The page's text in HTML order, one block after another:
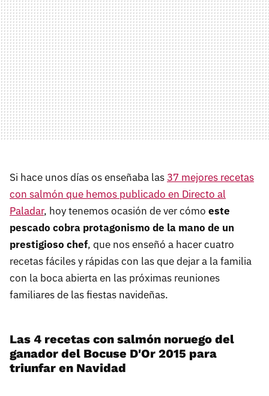
Si hace unos días os enseñaba las 37 mejores recetas
con salmón que hemos publicado en Directo al
Paladar, hoy tenemos ocasión de ver cómo este
pescado cobra protagonismo de la mano de un
prestigioso chef, que nos enseñó a hacer cuatro
recetas fáciles y rápidas con las que dejar a la familia
con la boca abierta en las próximas reuniones
familiares de las fiestas navideñas.
Las 4 recetas con salmón noruego del
ganador del Bocuse D'Or 2015 para
triunfar en Navidad